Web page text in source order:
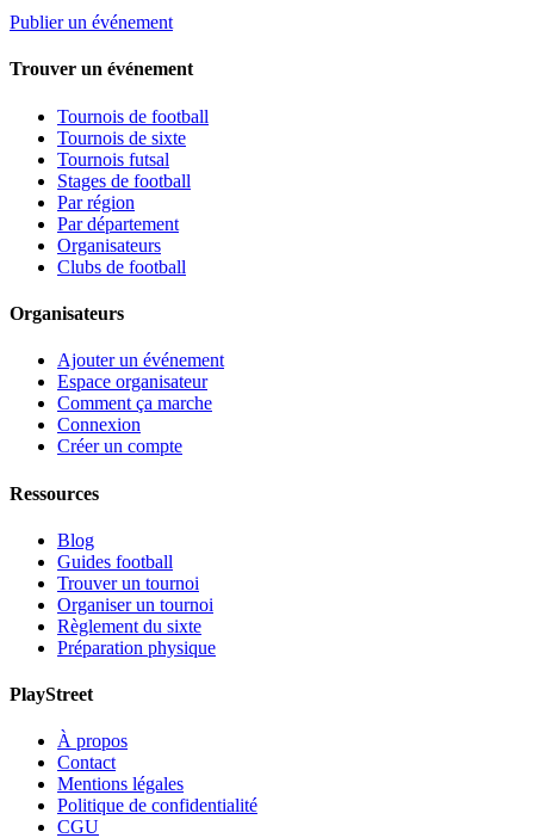
Publier un événement
Trouver un événement
Tournois de football
Tournois de sixte
Tournois futsal
Stages de football
Par région
Par département
Organisateurs
Clubs de football
Organisateurs
Ajouter un événement
Espace organisateur
Comment ça marche
Connexion
Créer un compte
Ressources
Blog
Guides football
Trouver un tournoi
Organiser un tournoi
Règlement du sixte
Préparation physique
PlayStreet
À propos
Contact
Mentions légales
Politique de confidentialité
CGU